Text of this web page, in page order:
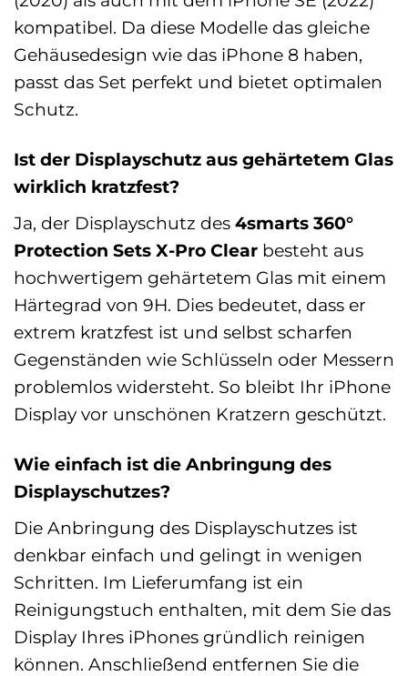
kompatibel. Da diese Modelle das gleiche
Gehäusedesign wie das iPhone 8 haben,
passt das Set perfekt und bietet optimalen
Schutz.
Ist der Displayschutz aus gehärtetem Glas
wirklich kratzfest?
Ja, der Displayschutz des 4smarts 360°
Protection Sets X-Pro Clear besteht aus
hochwertigem gehärtetem Glas mit einem
Härtegrad von 9H. Dies bedeutet, dass er
extrem kratzfest ist und selbst scharfen
Gegenständen wie Schlüsseln oder Messern
problemlos widersteht. So bleibt Ihr iPhone
Display vor unschönen Kratzern geschützt.
Wie einfach ist die Anbringung des
Displayschutzes?
Die Anbringung des Displayschutzes ist
denkbar einfach und gelingt in wenigen
Schritten. Im Lieferumfang ist ein
Reinigungstuch enthalten, mit dem Sie das
Display Ihres iPhones gründlich reinigen
können. Anschließend entfernen Sie die